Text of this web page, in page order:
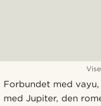
Forbundet med
med Jupiter, den